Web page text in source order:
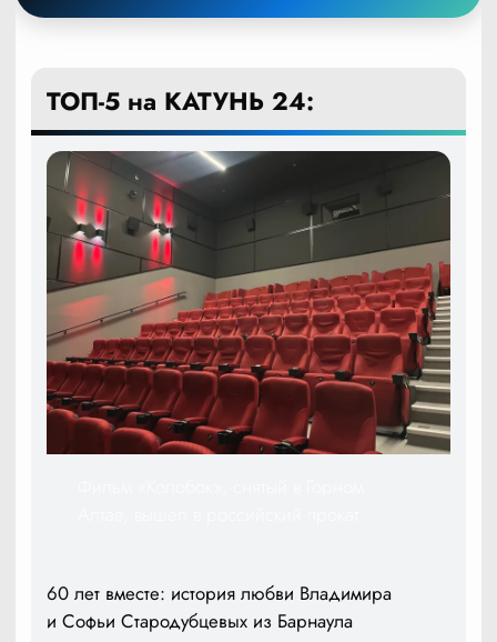
ТОП-5 на КАТУНЬ 24:
60 лет вместе: история любви Владимира
и Софьи Стародубцевых из Барнаула